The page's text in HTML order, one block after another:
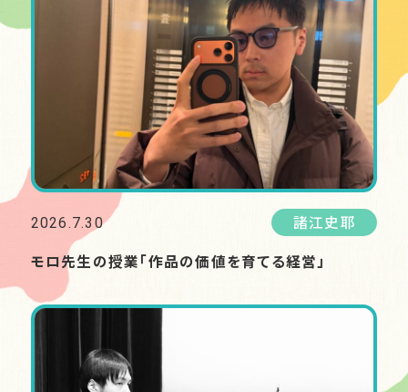
2026.7.30 諸江史耶
モロ先生の授業「作品の価値を育てる経営」